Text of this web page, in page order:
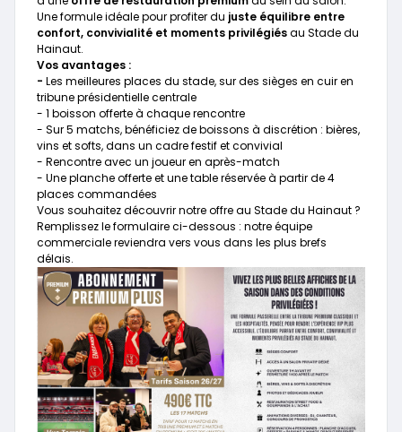
Une formule idéale pour profiter du juste équilibre entre
confort, convivialité et moments privilégiésau Stade du
Hainaut.
Vos avantages :
- Les meilleures places du stade, sur des sièges en cuir en
tribune présidentielle centrale
- 1 boisson offerte à chaque rencontre
- Sur 5 matchs, bénéficiez de boissons à discrétion : bières,
vins et softs, dans un cadre festif et convivial
- Rencontre avec un joueur en après-match
- Une planche offerte et une table réservée à partir de 4
places commandées
Vous souhaitez découvrir notre offre au Stade du Hainaut ?
Remplissez le formulaire ci-dessous : notre équipe
commerciale reviendra vers vous dans les plus brefs
délais.